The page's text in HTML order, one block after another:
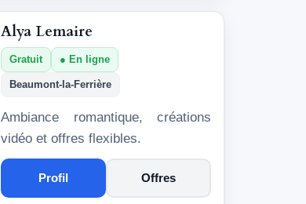
Alya Lemaire
Gratuit En ligne
Beaumont-la-Ferrière
Ambiance romantique, créations
vidéo et offres flexibles.
Profil Offres